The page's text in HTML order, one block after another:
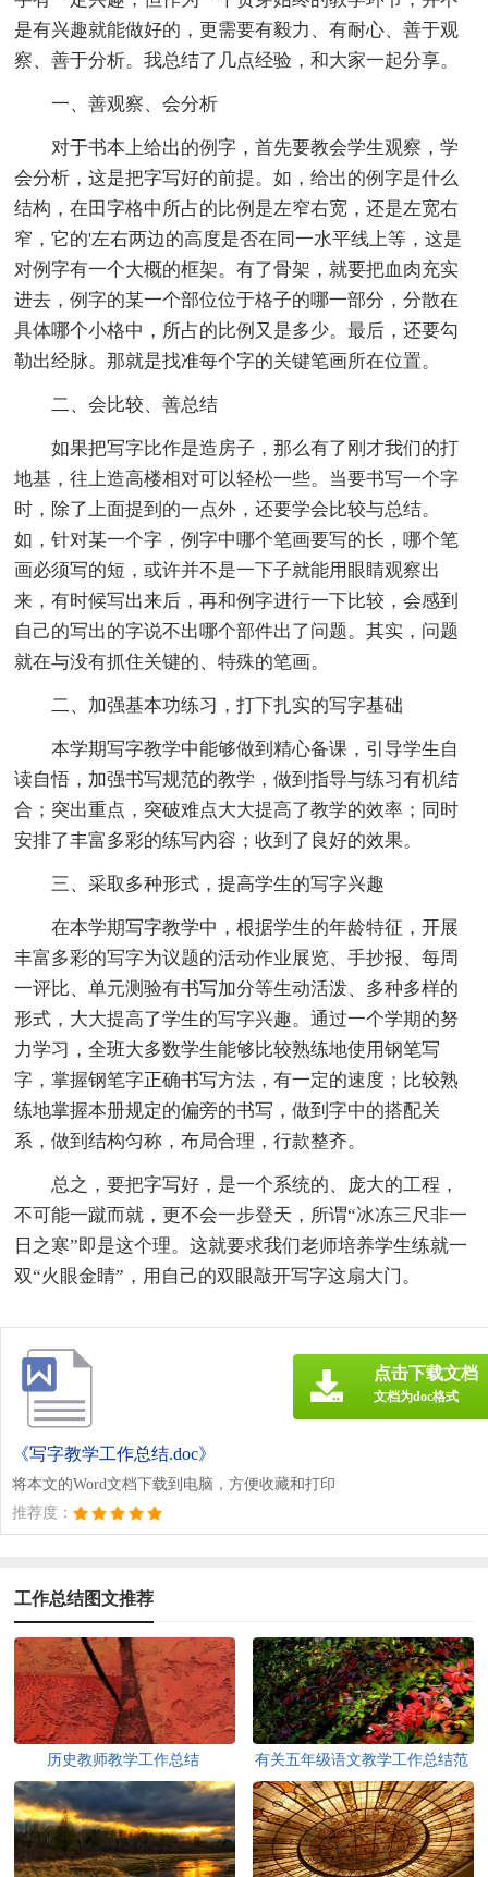
是有兴趣就能做好的，更需要有毅力、有耐心、善于观
察、善于分析。我总结了几点经验，和大家一起分享。
一、善观察、会分析
对于书本上给出的例字，首先要教会学生观察，学
会分析，这是把字写好的前提。如，给出的例字是什么
结构，在田字格中所占的比例是左窄右宽，还是左宽右
窄，它的'左右两边的高度是否在同一水平线上等，这是
对例字有一个大概的框架。有了骨架，就要把血肉充实
进去，例字的某一个部位位于格子的哪一部分，分散在
具体哪个小格中，所占的比例又是多少。最后，还要勾
勒出经脉。那就是找准每个字的关键笔画所在位置。
二、会比较、善总结
如果把写字比作是造房子，那么有了刚才我们的打
地基，往上造高楼相对可以轻松一些。当要书写一个字
时，除了上面提到的一点外，还要学会比较与总结。
如，针对某一个字，例字中哪个笔画要写的长，哪个笔
画必须写的短，或许并不是一下子就能用眼睛观察出
来，有时候写出来后，再和例字进行一下比较，会感到
自己的写出的字说不出哪个部件出了问题。其实，问题
就在与没有抓住关键的、特殊的笔画。
二、加强基本功练习，打下扎实的写字基础
本学期写字教学中能够做到精心备课，引导学生自
读自悟，加强书写规范的教学，做到指导与练习有机结
合；突出重点，突破难点大大提高了教学的效率；同时
安排了丰富多彩的练写内容；收到了良好的效果。
三、采取多种形式，提高学生的写字兴趣
在本学期写字教学中，根据学生的年龄特征，开展
丰富多彩的写字为议题的活动作业展览、手抄报、每周
一评比、单元测验有书写加分等生动活泼、多种多样的
形式，大大提高了学生的写字兴趣。通过一个学期的努
力学习，全班大多数学生能够比较熟练地使用钢笔写
字，掌握钢笔字正确书写方法，有一定的速度；比较熟
练地掌握本册规定的偏旁的书写，做到字中的搭配关
系，做到结构匀称，布局合理，行款整齐。
总之，要把字写好，是一个系统的、庞大的工程，
不可能一蹴而就，更不会一步登天，所谓“冰冻三尺非一
日之寒”即是这个理。这就要求我们老师培养学生练就一
双“火眼金睛”，用自己的双眼敲开写字这扇大门。
《写字教学工作总结.doc》
将本文的Word文档下载到电脑，方便收藏和打印
推荐度：
点击下载文档
文档为doc格式
工作总结图文推荐
历史教师教学工作总结
有关五年级语文教学工作总结范
文